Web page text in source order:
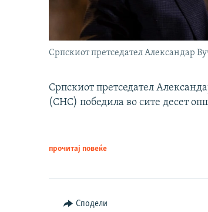
Српскиот претседател Александар
Српскиот претседател
(СНС) победила во сите десет
прочитај повеќе
Сподели